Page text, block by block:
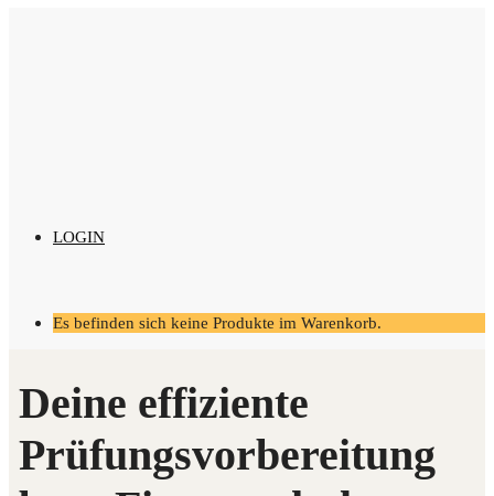
LOGIN
Es befinden sich keine Produkte im Warenkorb.